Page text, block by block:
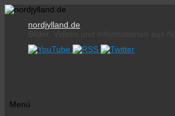
nordjylland.de
Menü